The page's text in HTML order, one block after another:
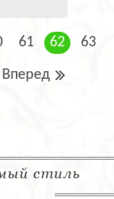
61 62 63
Вперед
стиль